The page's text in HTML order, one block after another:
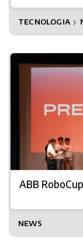
TECNOLOGIA ❯
ABB
NEWS